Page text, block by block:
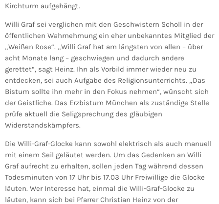
Kirchturm aufgehängt.
Willi Graf sei verglichen mit den Geschwistern Scholl in der
öffentlichen Wahrnehmung ein eher unbekanntes Mitglied der
„Weißen Rose“. „Willi Graf hat am längsten von allen – über
acht Monate lang – geschwiegen und dadurch andere
gerettet“, sagt Heinz. Ihn als Vorbild immer wieder neu zu
entdecken, sei auch Aufgabe des Religionsunterrichts. „Das
Bistum sollte ihn mehr in den Fokus nehmen“, wünscht sich
der Geistliche. Das Erzbistum München als zuständige Stelle
prüfe aktuell die Seligsprechung des gläubigen
Widerstandskämpfers.
Die Willi-Graf-Glocke kann sowohl elektrisch als auch manuell
mit einem Seil geläutet werden. Um das Gedenken an Willi
Graf aufrecht zu erhalten, sollen jeden Tag während dessen
Todesminuten von 17 Uhr bis 17.03 Uhr Freiwillige die Glocke
läuten. Wer Interesse hat, einmal die Willi-Graf-Glocke zu
läuten, kann sich bei Pfarrer Christian Heinz von der